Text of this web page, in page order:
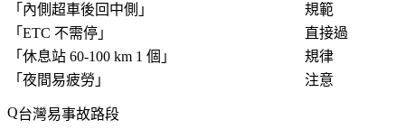
「 內側超車後回中側 」
規範
「 ETC 不需停 」
直接過
「 休息站 60-100 km 1 個 」
規律
「 夜間易疲勞 」 注意
台灣易事故路段